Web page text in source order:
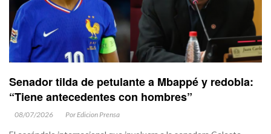
Senador tilda de petulante a Mbappé y redobla:
“Tiene antecedentes con hombres”
08/07/2026 Por Edicion Prensa